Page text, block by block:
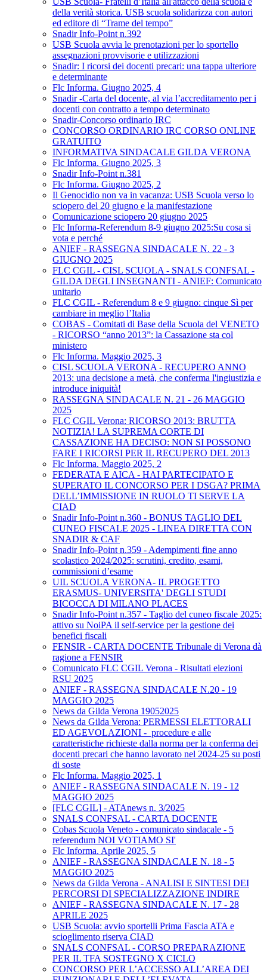
della verità storica. USB scuola solidarizza con autori
ed editore di “Trame del tempo”
Snadir Info-Point n.392
USB Scuola avvia le prenotazioni per lo sportello
assegnazioni provvisorie e utilizzazioni
Snadir: I ricorsi dei docenti precari: una tappa ulteriore
e determinante
Flc Informa. Giugno 2025, 4
Snadir -Carta del docente, al via l’accreditamento per i
docenti con contratto a tempo determinato
Snadir-Concorso ordinario IRC
CONCORSO ORDINARIO IRC CORSO ONLINE
GRATUITO
INFORMATIVA SINDACALE GILDA VERONA
Flc Informa. Giugno 2025, 3
Snadir Info-Point n.381
Flc Informa. Giugno 2025, 2
Il Genocidio non va in vacanza: USB Scuola verso lo
sciopero del 20 giugno e la manifestazione
Comunicazione sciopero 20 giugno 2025
Flc Informa-Referendum 8-9 giugno 2025:Su cosa si
vota e perché
ANIEF - RASSEGNA SINDACALE N. 22 - 3
GIUGNO 2025
FLC CGIL - CISL SCUOLA - SNALS CONFSAL -
GILDA DEGLI INSEGNANTI - ANIEF: Comunicato
unitario
FLC CGIL - Referendum 8 e 9 giugno: cinque Sì per
cambiare in meglio l’Italia
COBAS - Comitati di Base della Scuola del VENETO
- RICORSO “anno 2013”: la Cassazione sta col
ministero
Flc Informa. Maggio 2025, 3
CISL SCUOLA VERONA - RECUPERO ANNO
2013: una decisione a metà, che conferma l'ingiustizia e
introduce iniquità!
RASSEGNA SINDACALE N. 21 - 26 MAGGIO
2025
FLC CGIL Verona: RICORSO 2013: BRUTTA
NOTIZIA! LA SUPREMA CORTE DI
CASSAZIONE HA DECISO: NON SI POSSONO
FARE I RICORSI PER IL RECUPERO DEL 2013
Flc Informa. Maggio 2025, 2
FEDERATA E AICA - HAI PARTECIPATO E
SUPERATO IL CONCORSO PER I DSGA? PRIMA
DELL’IMMISSIONE IN RUOLO TI SERVE LA
CIAD
Snadir Info-Point n.360 - BONUS TAGLIO DEL
CUNEO FISCALE 2025 - LINEA DIRETTA CON
SNADIR & CAF
Snadir Info-Point n.359 - Adempimenti fine anno
scolastico 2024/2025: scrutini, credito, esami,
commissioni d’esame
UIL SCUOLA VERONA- IL PROGETTO
ERASMUS- UNIVERSITA' DEGLI STUDI
BICOCCA DI MILANO PLACES
Snadir Info-Point n.357 - Taglio del cuneo fiscale 2025:
attivo su NoiPA il self-service per la gestione dei
benefici fiscali
FENSIR - CARTA DOCENTE Tribunale di Verona dà
ragione a FENSIR
Comunicato FLC CGIL Verona - Risultati elezioni
RSU 2025
ANIEF - RASSEGNA SINDACALE N.20 - 19
MAGGIO 2025
News da Gilda Verona 19052025
News da Gilda Verona: PERMESSI ELETTORALI
ED AGEVOLAZIONI - procedure e alle
caratteristiche richieste dalla norma per la conferma dei
docenti precari che hanno lavorato nel 2024-25 su posti
di soste
Flc Informa. Maggio 2025, 1
ANIEF - RASSEGNA SINDACALE N. 19 - 12
MAGGIO 2025
[FLC CGIL] - ATAnews n. 3/2025
SNALS CONFSAL - CARTA DOCENTE
Cobas Scuola Veneto - comunicato sindacale - 5
referendum NOI VOTIAMO SI'
Flc Informa. Aprile 2025, 5
ANIEF - RASSEGNA SINDACALE N. 18 - 5
MAGGIO 2025
News da Gilda Verona - ANALISI E SINTESI DEI
PERCORSI DI SPECIALIZZAZIONE INDIRE
ANIEF - RASSEGNA SINDACALE N. 17 - 28
APRILE 2025
USB Scuola: avvio sportelli Prima Fascia ATA e
scioglimento riserva CIAD
SNALS CONFSAL - CORSO PREPARAZIONE
PER IL TFA SOSTEGNO X CICLO
CONCORSO PER L’ACCESSO ALL’AREA DEI